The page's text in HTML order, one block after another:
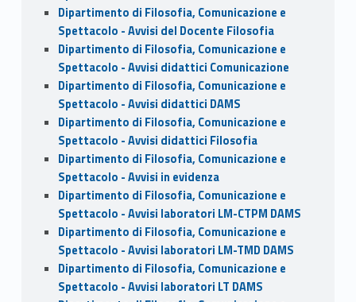
Dipartimento di Filosofia, Comunicazione e
Spettacolo - Avvisi del Docente Filosofia
Dipartimento di Filosofia, Comunicazione e
Spettacolo - Avvisi didattici Comunicazione
Dipartimento di Filosofia, Comunicazione e
Spettacolo - Avvisi didattici DAMS
Dipartimento di Filosofia, Comunicazione e
Spettacolo - Avvisi didattici Filosofia
Dipartimento di Filosofia, Comunicazione e
Spettacolo - Avvisi in evidenza
Dipartimento di Filosofia, Comunicazione e
Spettacolo - Avvisi laboratori LM-CTPM DAMS
Dipartimento di Filosofia, Comunicazione e
Spettacolo - Avvisi laboratori LM-TMD DAMS
Dipartimento di Filosofia, Comunicazione e
Spettacolo - Avvisi laboratori LT DAMS